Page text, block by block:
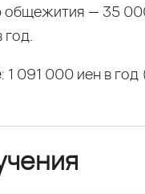
общежития — 35
год.
: 1 091 000 иен в